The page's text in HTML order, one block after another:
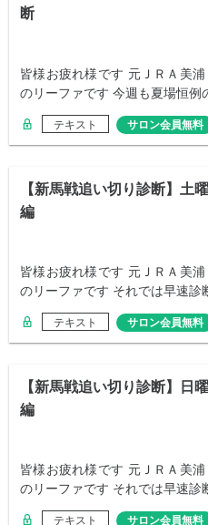
断
皆様お疲れ様です 元ＪＲＡ美
のリーファです 今週も夏場恒例
テキスト サロン会員無料
【新馬戦追い切り診断】土
編
皆様お疲れ様です 元ＪＲＡ美
のリーファです それでは早速診
テキスト サロン会員無料
【新馬戦追い切り診断】日
編
皆様お疲れ様です 元ＪＲＡ美
のリーファです それでは早速診
テキスト サロン会員無料